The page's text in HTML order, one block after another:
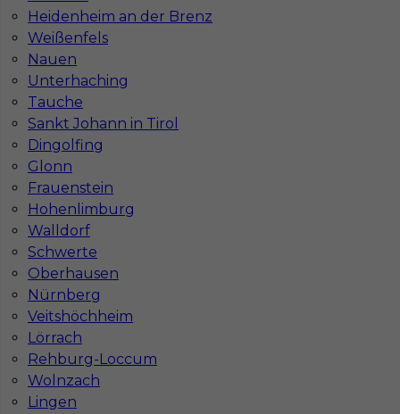
Heidenheim an der Brenz
Weißenfels
Nauen
Unterhaching
Tauche
Sankt Johann in Tirol
Dingolfing
Glonn
Frauenstein
Hohenlimburg
Walldorf
Schwerte
Oberhausen
Nürnberg
Veitshöchheim
Lörrach
Rehburg-Loccum
Wolnzach
Lingen
1
Znaleziono 2 wyników
Najczęściej zadawane pytania (FAQ)
Jak znaleźć pracę za granicą?
Czy praca Niemcy na budowie nadal się
opłaca przy obecnych kosztach życia?
Gdzie do pracy za granicę?